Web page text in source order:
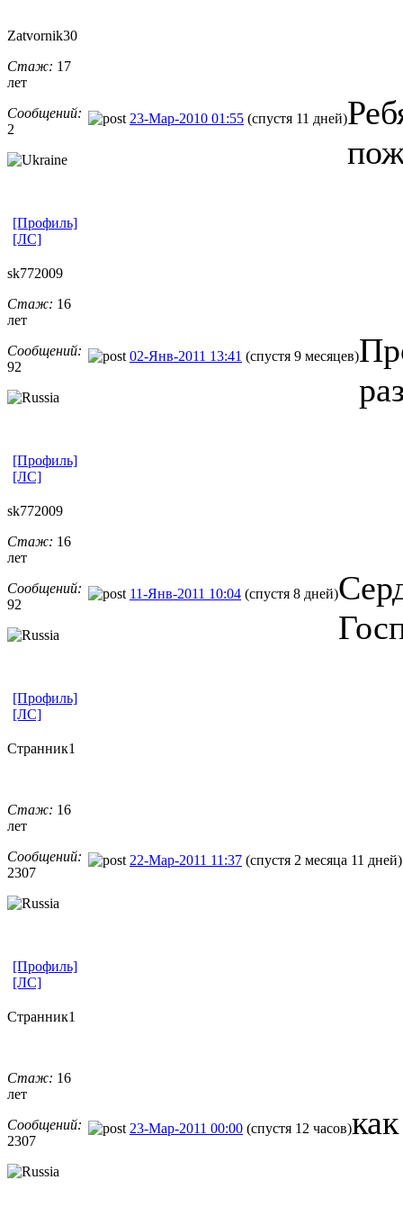
Zatvornik30
Стаж: 17
лет
Сообщений:
2
23-Мар-2010 01:55 (спустя 11 дней)
[Профиль]
[ЛС]
sk772009
Стаж: 16
лет
Сообщений:
92
02-Янв-2011 13:41 (спустя 9 месяцев)
[Профиль]
[ЛС]
sk772009
Стаж: 16
лет
Сообщений:
92
11-Янв-2011 10:04 (спустя 8 дней)
[Профиль]
[ЛС]
Странник1
Стаж: 16
лет
Сообщений:
2307
22-Мар-2011 11:37 (спустя 2 месяца 11 дней)
[Профиль]
[ЛС]
Странник1
Стаж: 16
лет
Сообщений:
2307
23-Мар-2011 00:00 (спустя 12 часов)